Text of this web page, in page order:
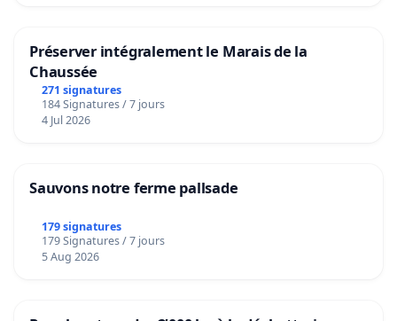
Préserver intégralement le Marais de la
Chaussée
271 signatures
184 Signatures / 7 jours
4 Jul 2026
Sauvons notre ferme pallsade
179 signatures
179 Signatures / 7 jours
5 Aug 2026